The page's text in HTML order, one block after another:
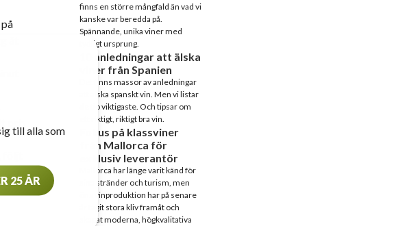
åt
finns en större mångfald än vad vi
kanske var beredda på.
Spännande, unika viner med
tydligt ursprung.
10 anledningar att älska
viner från Spanien
Det finns massor av anledningar
att älska spanskt vin. Men vi listar
de tio viktigaste. Och tipsar om
ett riktigt, riktigt bra vin.
Fokus på klassviner
från Mallorca för
exklusiv leverantör
Mallorca har länge varit känd för
sina stränder och turism, men
öns vinproduktion har på senare
år tagit stora kliv framåt och
skapat moderna, högkvalitativa
till alla som
25 ÅR